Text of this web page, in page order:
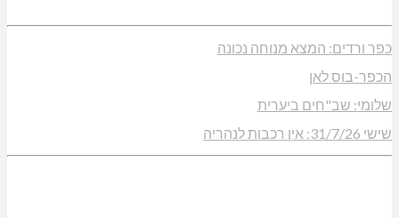
כפר ורדים: המצא מנוחה נכונה
הכפר-בוס לאן
שלומי: שב"חים ביערית
שישי 31/7/26: אין רכבות לנהריה